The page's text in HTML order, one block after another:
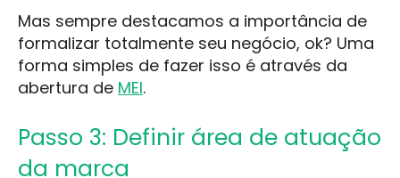
Mas sempre destacamos a importância de
formalizar totalmente seu negócio, ok? Uma
forma simples de fazer isso é através da
abertura de MEI.
Passo 3: Definir área de atuação
da marca